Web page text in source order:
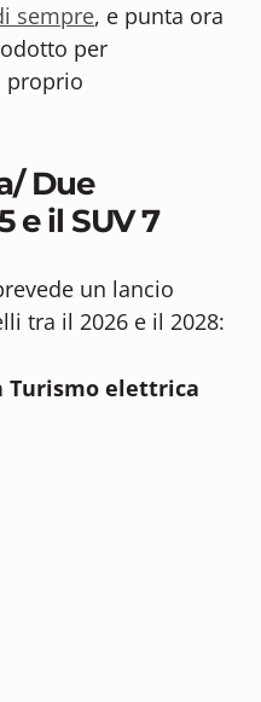
sempre, e punta ora
per
proprio
Due
e il SUV 7
un lancio
tra il 2026 e il 2028:
Turismo elettrica